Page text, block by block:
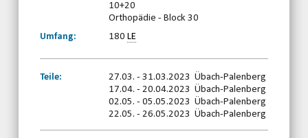
10+20
Orthopädie - Block 30
Umfang:
180LE
Teile:
27.03. - 31.03.2023 Übach-Palenberg
17.04. - 20.04.2023 Übach-Palenberg
02.05. - 05.05.2023 Übach-Palenberg
22.05. - 26.05.2023 Übach-Palenberg